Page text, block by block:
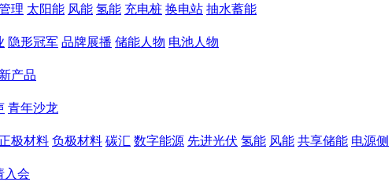
理 太阳能 风能 氢能 充电桩 换电站 抽水蓄能
隐形冠军 品牌展播 储能人物 电池人物
新产品
青年沙龙
正极材料 负极材料 碳汇 数字能源 先进光伏 氢能 风能 共享储能 电源侧
入会